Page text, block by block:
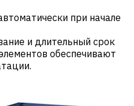
при начале
и длительный срок
обеспечивают